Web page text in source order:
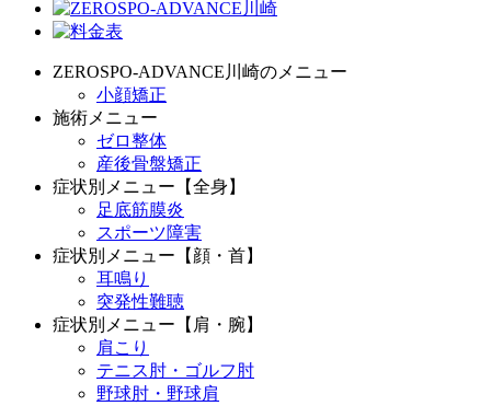
ZEROSPO-ADVANCE川崎のメニュー
小顔矯正
施術メニュー
ゼロ整体
産後骨盤矯正
症状別メニュー【全身】
足底筋膜炎
スポーツ障害
症状別メニュー【顔・首】
耳鳴り
突発性難聴
症状別メニュー【肩・腕】
肩こり
テニス肘・ゴルフ肘
野球肘・野球肩